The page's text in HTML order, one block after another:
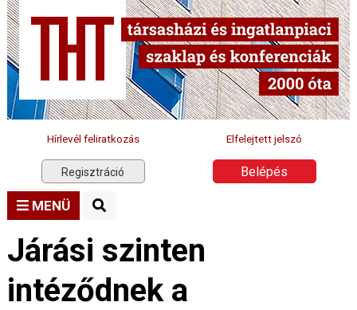
Hírlevél feliratkozás Elfelejtett jelszó
Regisztráció Belépés
MENÜ
Járási szinten
intéződnek a